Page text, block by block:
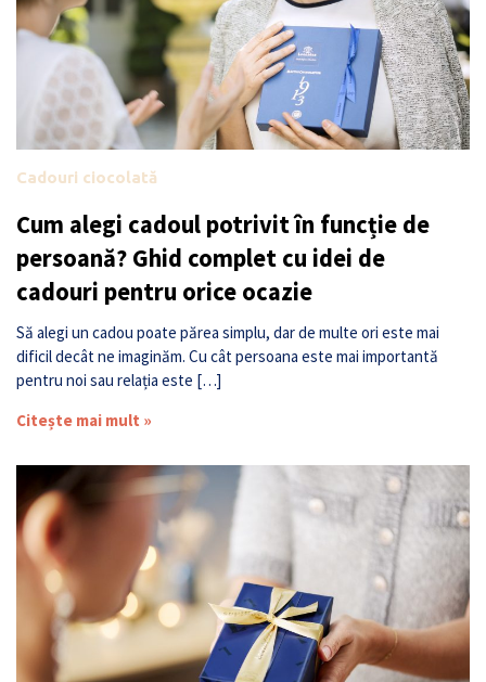
Cadouri ciocolată
Cum alegi cadoul potrivit în funcție de
persoană? Ghid complet cu idei de
cadouri pentru orice ocazie
Să alegi un cadou poate părea simplu, dar de multe ori este mai
dificil decât ne imaginăm. Cu cât persoana este mai importantă
pentru noi sau relația este […]
Citește mai mult »